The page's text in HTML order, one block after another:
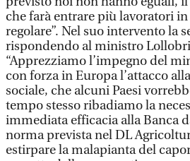
che farà entrare più lavoratori
regolare”. Nel suo intervento la
rispondendo al ministro
“Apprezziamo l’impegno del
con forza in Europa l’attacco
sociale, che alcuni Paesi
tempo stesso ribadiamo la
immediata efficacia alla Banca
norma prevista nel DL
estirpare la malapianta del